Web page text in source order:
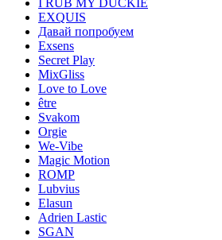
I RUB MY DUCKIE
EXQUIS
Давай попробуем
Exsens
Secret Play
MixGliss
Love to Love
être
Svakom
Orgie
We-Vibe
Magic Motion
ROMP
Lubvius
Elasun
Adrien Lastic
SGAN